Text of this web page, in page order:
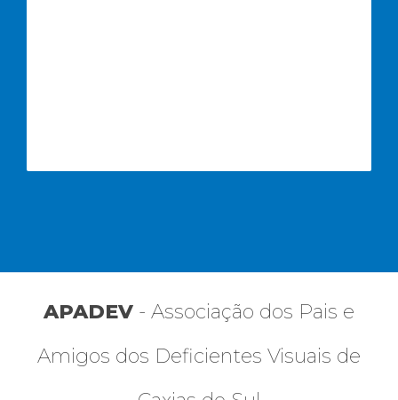
APADEV - Associação dos Pais e
Amigos dos Deficientes Visuais de